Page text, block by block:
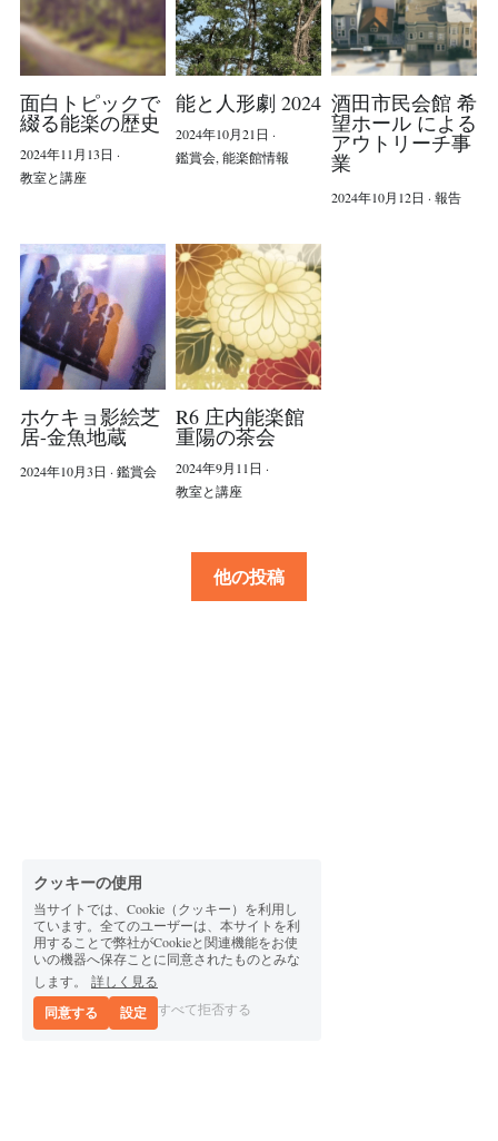
面白トピックで
綴る能楽の歴史
2024年11月13日 ·
教室と講座
能と人形劇 2024
2024年10月21日 ·
鑑賞会, 能楽館情報
酒田市民会館 希
望ホール による
アウトリーチ事
業
2024年10月12日 · 報告
ホケキョ影絵芝
居-金魚地蔵
2024年10月3日 · 鑑賞会
R6 庄内能楽館
重陽の茶会
2024年9月11日 ·
教室と講座
他の投稿
クッキーの使用
当サイトでは、Cookie（クッキー）を利用し
ています。全てのユーザーは、本サイトを利
用することで弊社がCookieと関連機能をお使
いの機器へ保存ことに同意されたものとみな
します。
詳しく見る
同意する 設定 すべて拒否する